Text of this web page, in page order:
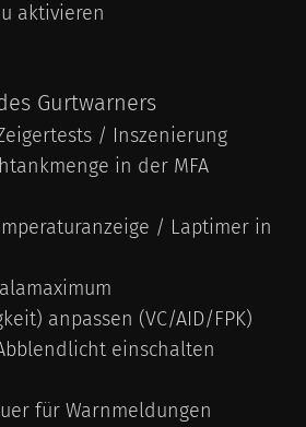
aktivieren
Gurtwarners
/ Inszenierung
in der MFA
/ Laptimer in
anpassen (VC/AID/FPK)
einschalten
für Warnmeldungen